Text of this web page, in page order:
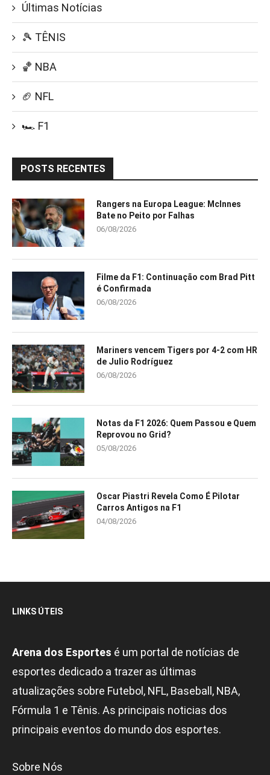
Últimas Notícias
🎾 TÊNIS
🏀 NBA
🏈 NFL
🏎️ F1
POSTS RECENTES
Rangers na Europa League: McInnes
Bate no Peito por Falhas
06/08/2026
Filme da F1: Continuação com Brad Pitt
é Confirmada
06/08/2026
Mariners vencem Tigers por 4-2 com HR
de Julio Rodríguez
06/08/2026
Notas da F1 2026: Quem Passou e Quem
Reprovou no Grid?
05/08/2026
Oscar Piastri Revela Como É Pilotar
Carros Antigos na F1
04/08/2026
LINKS ÚTEIS
Arena dos Esportes é um portal de notícias de
esportes dedicado a trazer as últimas
atualizações sobre Futebol, NFL, Baseball, NBA,
Fórmula 1 e Tênis. As principais noticias dos
principais eventos do mundo dos esportes.
Sobre Nós